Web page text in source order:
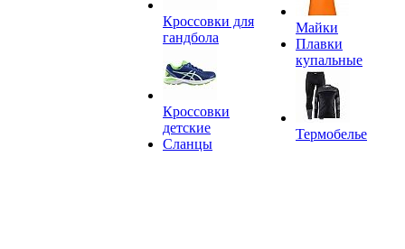
Кроссовки для
гандбола
Кроссовки
детские
Сланцы
Майки
Плавки
купальные
Термобелье